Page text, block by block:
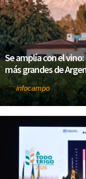
Se amplía con el
más grandes de
Porinfocampo